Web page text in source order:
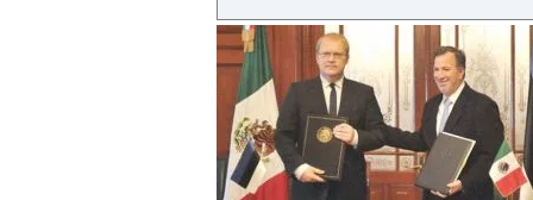
Plantilla de vacaciones
tiempo de descanso en
Grupak y el análisis de
junio 16, 2026
10 Mejores